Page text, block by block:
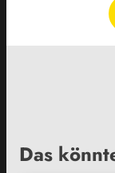
Das